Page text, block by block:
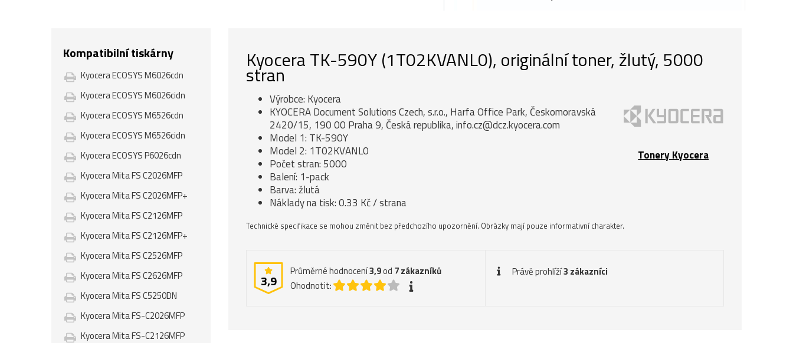
Kompatibilní tiskárny
Kyocera ECOSYS M6026cdn
Kyocera ECOSYS M6026cidn
Kyocera ECOSYS M6526cdn
Kyocera ECOSYS M6526cidn
Kyocera ECOSYS P6026cdn
Kyocera Mita FS C2026MFP
Kyocera Mita FS C2026MFP+
Kyocera Mita FS C2126MFP
Kyocera Mita FS C2126MFP+
Kyocera Mita FS C2526MFP
Kyocera Mita FS C2626MFP
Kyocera Mita FS C5250DN
Kyocera Mita FS-C2026MFP
Kyocera Mita FS-C2126MFP
Kyocera TK-590Y (1T02KVANL0), originální toner, žlutý, 5000
stran
Tonery Kyocera
Výrobce: Kyocera
KYOCERA Document Solutions Czech, s.r.o., Harfa Office Park, Českomoravská
2420/15, 190 00 Praha 9, Česká republika, info.cz@dcz.kyocera.com
Model 1: TK-590Y
Model 2: 1T02KVANL0
Počet stran: 5000
Balení: 1-pack
Barva: žlutá
Náklady na tisk: 0.33 Kč / strana
Technické specifikace se mohou změnit bez předchozího upozornění. Obrázky mají pouze informativní charakter.
3,9
Průměrné hodnocení3,9od 7zákazníků
Ohodnotit:
Právě prohlíží3 zákazníci